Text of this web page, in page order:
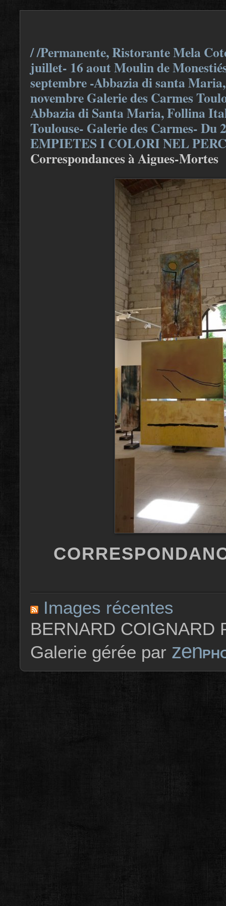
/ /Permanente, Ristorante Mela
juillet- 16 aout Moulin de
septembre -Abbazia di santa
novembre Galerie des Carmes
Abbazia di Santa Maria, Follina
Toulouse- Galerie des Carmes- Du
EMPIETES I COLORI NEL
Correspondances à Aigues-Mortes
Images récentes
BERNARD COIGNARD
Galerie gérée par zen